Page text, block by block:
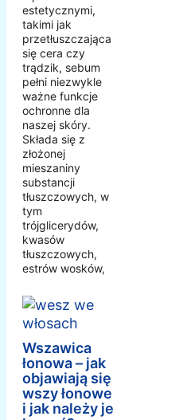
estetycznymi,
takimi jak
przetłuszczająca
się cera czy
trądzik, sebum
pełni niezwykle
ważne funkcje
ochronne dla
naszej skóry.
Składa się z
złożonej
mieszaniny
substancji
tłuszczowych, w
tym
trójglicerydów,
kwasów
tłuszczowych,
estrów wosków,
Wszawica
łonowa – jak
objawiają się
wszy łonowe
i jak należy je